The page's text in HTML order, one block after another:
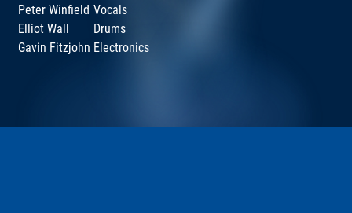
Peter Winfield Vocals
Elliot Wall
Drums
Gavin Fitzjohn Electronics